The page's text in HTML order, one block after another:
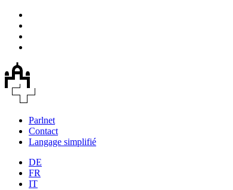
Parlnet
Contact
Langage simplifié
DE
FR
IT